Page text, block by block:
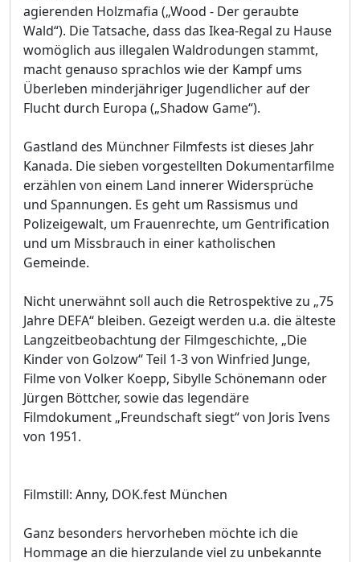
agierenden Holzmafia („Wood - Der geraubte
Wald“). Die Tatsache, dass das Ikea-Regal zu Hause
womöglich aus illegalen Waldrodungen stammt,
macht genauso sprachlos wie der Kampf ums
Überleben minderjähriger Jugendlicher auf der
Flucht durch Europa („Shadow Game“).
Gastland des Münchner Filmfests ist dieses Jahr
Kanada. Die sieben vorgestellten Dokumentarfilme
erzählen von einem Land innerer Widersprüche
und Spannungen. Es geht um Rassismus und
Polizeigewalt, um Frauenrechte, um Gentrification
und um Missbrauch in einer katholischen
Gemeinde.
Nicht unerwähnt soll auch die Retrospektive zu „75
Jahre DEFA“ bleiben. Gezeigt werden u.a. die älteste
Langzeitbeobachtung der Filmgeschichte, „Die
Kinder von Golzow“ Teil 1-3 von Winfried Junge,
Filme von Volker Koepp, Sibylle Schönemann oder
Jürgen Böttcher, sowie das legendäre
Filmdokument „Freundschaft siegt“ von Joris Ivens
von 1951.
Filmstill: Anny, DOK.fest München
Ganz besonders hervorheben möchte ich die
Hommage an die hierzulande viel zu unbekannte